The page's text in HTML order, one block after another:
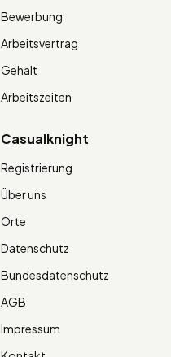
Bewerbung
Arbeitsvertrag
Gehalt
Arbeitszeiten
Casualknight
Registrierung
Über uns
Orte
Datenschutz
Bundesdatenschutz
AGB
Impressum